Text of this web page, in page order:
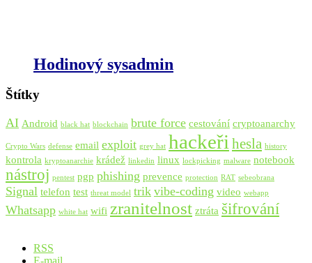
Hodinový sysadmin
Štítky
AI Android black hat blockchain brute force cestování cryptoanarchy
Crypto Wars defense email exploit grey hat hackeři hesla history
kontrola kryptoanarchie krádež linkedin linux lockpicking malware notebook
nástroj pentest pgp phishing prevence protection RAT sebeobrana
Signal telefon test threat model trik vibe-coding video webapp
Whatsapp white hat wifi zranitelnost ztráta šifrování
RSS